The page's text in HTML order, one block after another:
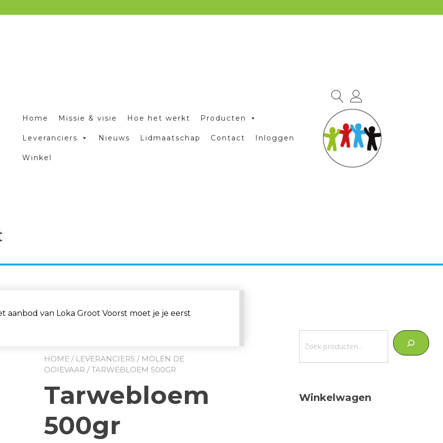
Home Missie & visie Hoe het werkt Producten
Leveranciers Nieuws Lidmaatschap Contact Inloggen
Winkel
van Loka Groot Voorst moet je je eerst
HOME / LEVERANCIERS / MOLEN DE
OOIEVAAR / TARWEBLOEM 500GR
Tarwebloem
500gr
Winkelwagen